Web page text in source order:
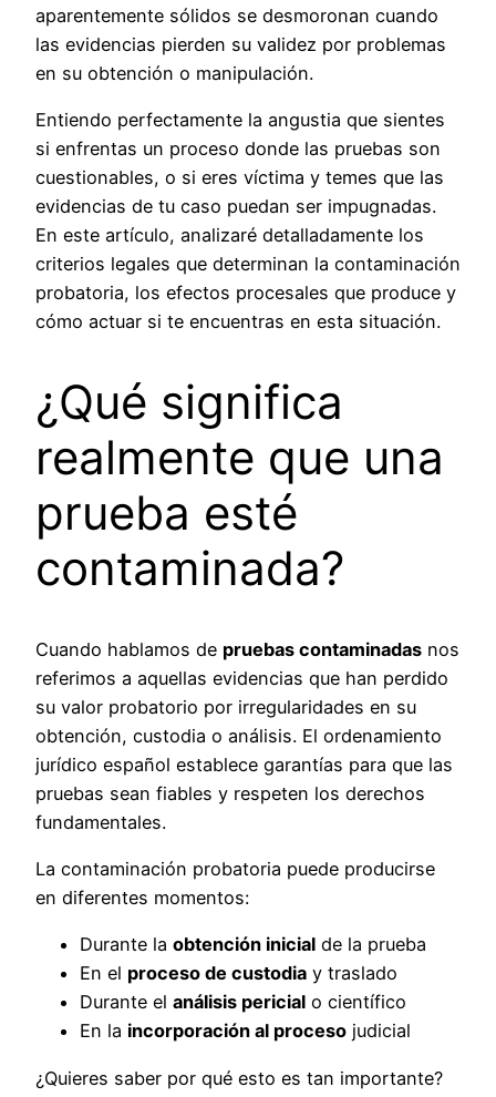
aparentemente sólidos se desmoronan cuando
las evidencias pierden su validez por problemas
en su obtención o manipulación.
Entiendo perfectamente la angustia que sientes
si enfrentas un proceso donde las pruebas son
cuestionables, o si eres víctima y temes que las
evidencias de tu caso puedan ser impugnadas.
En este artículo, analizaré detalladamente los
criterios legales que determinan la contaminación
probatoria, los efectos procesales que produce y
cómo actuar si te encuentras en esta situación.
¿Qué significa
realmente que una
prueba esté
contaminada?
Cuando hablamos de pruebas contaminadas nos
referimos a aquellas evidencias que han perdido
su valor probatorio por irregularidades en su
obtención, custodia o análisis. El ordenamiento
jurídico español establece garantías para que las
pruebas sean fiables y respeten los derechos
fundamentales.
La contaminación probatoria puede producirse
en diferentes momentos:
Durante la obtención inicial de la prueba
En el proceso de custodia y traslado
Durante el análisis pericial o científico
En la incorporación al proceso judicial
¿Quieres saber por qué esto es tan importante?